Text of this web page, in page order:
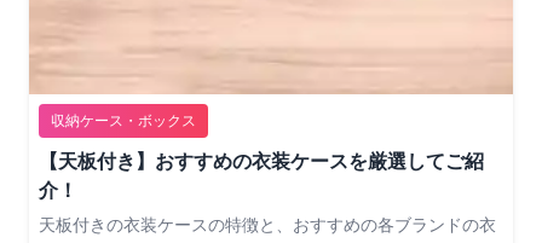
収納ケース・ボックス
【天板付き】おすすめの衣装ケースを厳選してご紹
介！
天板付きの衣装ケースの特徴と、おすすめの各ブランドの衣